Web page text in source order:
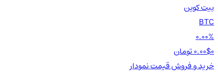
بیت کوین
BTC
0.00%
0.00$
خرید و فروشقیمتنمودار